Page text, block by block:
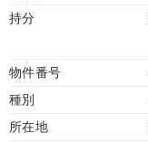
持分
物件番号
種別
所在地